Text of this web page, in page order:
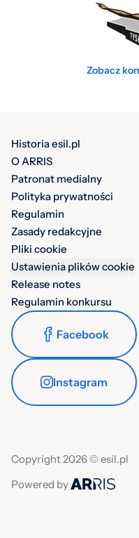
Zobacz
Historia esil.pl
O ARRIS
Patronat medialny
Polityka prywatności
Regulamin
Zasady redakcyjne
Pliki cookie
Ustawienia plików cookie
Release notes
Regulamin konkursu
Facebook
Instagram
Copyright 2026 © esil.pl
Powered by